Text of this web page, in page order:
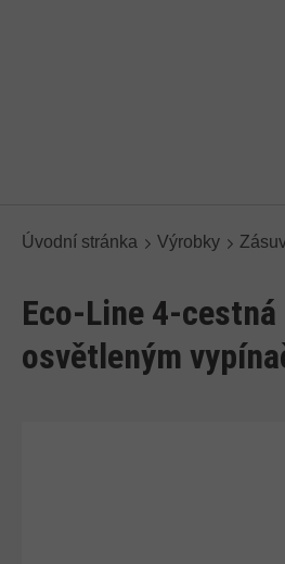
Úvodní stránka Výrobky
Eco-Line 4-
osvětleným